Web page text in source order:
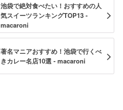
池袋で絶対食べたい！おすすめの人
気スイーツランキングTOP13 -
macaroni
著名マニアおすすめ！池袋で行くべ
きカレー名店10選 - macaroni